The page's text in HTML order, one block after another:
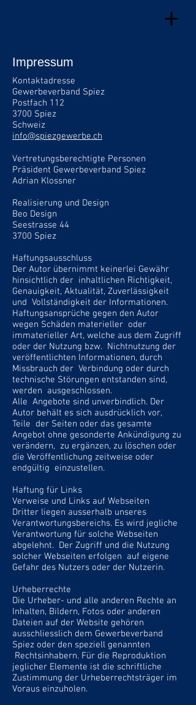
Impressum
Kontaktadresse
Gewerbeverband Spiez
Postfach 112
3700 Spiez
Schweiz
info@spiezgewerbe.ch
Vertretungsberechtigte Personen
Präsident Gewerbeverband Spiez
Adrian Klossner
Realisierung und Design
Beo Design
Seestrasse 44
3700 Spiez
Haftungsausschluss
Der Autor übernimmt keinerlei Gewähr
hinsichtlich der inhaltlichen Richtigkeit,
Genauigkeit, Aktualität, Zuverlässigkeit
und Vollständigkeit der Informationen.
Haftungsansprüche gegen den Autor
wegen Schäden materieller oder
immaterieller Art, welche aus dem Zugriff
oder der Nutzung bzw. Nichtnutzung der
veröffentlichten Informationen, durch
Missbrauch der Verbindung oder durch
technische Störungen entstanden sind,
werden ausgeschlossen.
Alle Angebote sind unverbindlich. Der
Autor behält es sich ausdrücklich vor,
Teile der Seiten oder das gesamte
Angebot ohne gesonderte Ankündigung zu
verändern, zu ergänzen, zu löschen oder
die Veröffentlichung zeitweise oder
endgültig einzustellen.
Haftung für Links
Verweise und Links auf Webseiten
Dritter liegen ausserhalb unseres
Verantwortungsbereichs. Es wird jegliche
Verantwortung für solche Webseiten
abgelehnt. Der Zugriff und die Nutzung
solcher Webseiten erfolgen auf eigene
Gefahr des Nutzers oder der Nutzerin.
Urheberrechte
Die Urheber- und alle anderen Rechte an
Inhalten, Bildern, Fotos oder anderen
Dateien auf der Website gehören
ausschliesslich dem Gewerbeverband
Spiez oder den speziell genannten
Rechtsinhabern. Für die Reproduktion
jeglicher Elemente ist die schriftliche
Zustimmung der Urheberrechtsträger im
Voraus einzuholen.